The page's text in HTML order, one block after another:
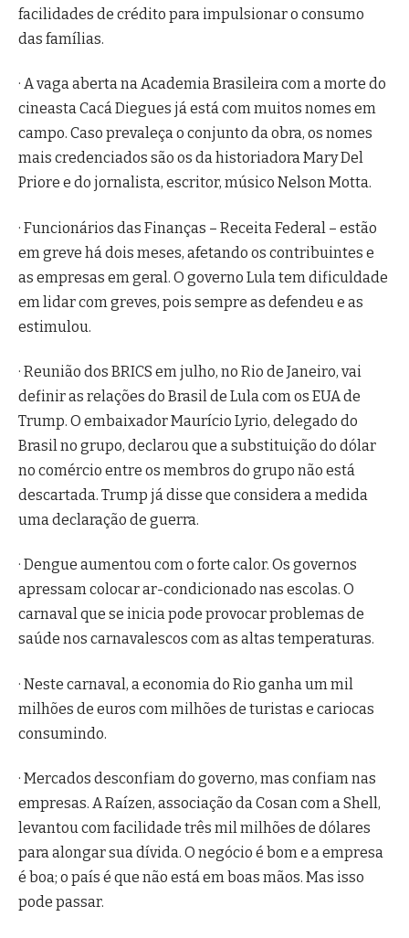
facilidades de crédito para impulsionar o consumo
das famílias.
· A vaga aberta na Academia Brasileira com a morte do
cineasta Cacá Diegues já está com muitos nomes em
campo. Caso prevaleça o conjunto da obra, os nomes
mais credenciados são os da historiadora Mary Del
Priore e do jornalista, escritor, músico Nelson Motta.
· Funcionários das Finanças – Receita Federal – estão
em greve há dois meses, afetando os contribuintes e
as empresas em geral. O governo Lula tem dificuldade
em lidar com greves, pois sempre as defendeu e as
estimulou.
· Reunião dos BRICS em julho, no Rio de Janeiro, vai
definir as relações do Brasil de Lula com os EUA de
Trump. O embaixador Maurício Lyrio, delegado do
Brasil no grupo, declarou que a substituição do dólar
no comércio entre os membros do grupo não está
descartada. Trump já disse que considera a medida
uma declaração de guerra.
· Dengue aumentou com o forte calor. Os governos
apressam colocar ar-condicionado nas escolas. O
carnaval que se inicia pode provocar problemas de
saúde nos carnavalescos com as altas temperaturas.
· Neste carnaval, a economia do Rio ganha um mil
milhões de euros com milhões de turistas e cariocas
consumindo.
· Mercados desconfiam do governo, mas confiam nas
empresas. A Raízen, associação da Cosan com a Shell,
levantou com facilidade três mil milhões de dólares
para alongar sua dívida. O negócio é bom e a empresa
é boa; o país é que não está em boas mãos. Mas isso
pode passar.